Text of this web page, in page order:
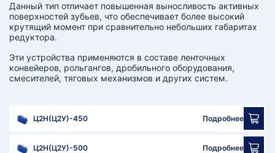
Данный тип отличает повышенная выносливость активных
поверхностей зубьев, что обеспечивает более высокий
крутящий момент при сравнительно небольших габаритах
редуктора.
Эти устройства применяются в составе ленточных
конвейеров, рольгангов, дробильного оборудования,
смесителей, тяговых механизмов и других систем.
Ц2Н(Ц2У)-450 Подробнее
Ц2Н(Ц2У)-500 Подробнее